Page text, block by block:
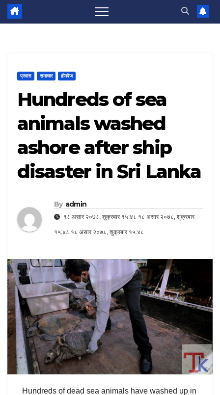
प्रवास समाचार होमपेज
Hundreds of sea
animals washed
ashore after ship
disaster in Sri Lanka
By admin
१८ असार २०७८, शुक्रबार १५:४८ १८ असार २०७८, शुक्रबार
१५:४८ १८ असार २०७८, शुक्रबार १५:४८
Hundreds of dead sea animals have washed up in